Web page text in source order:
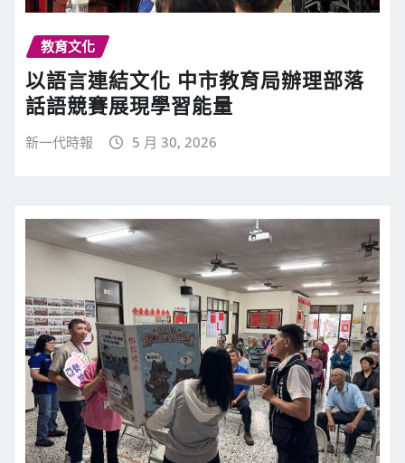
教育文化
以語言連結文化 中市教育局辦理部落
話語競賽展現學習能量
新一代時報 5 月 30, 2026